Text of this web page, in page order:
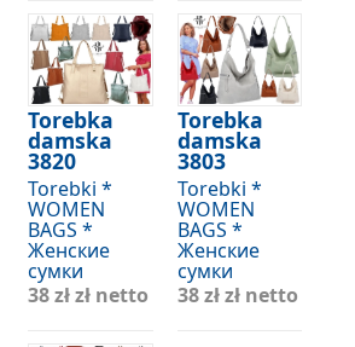
Torebka
damska
3820
Torebki *
WOMEN
BAGS *
Женские
сумки
38 złzł netto
Torebka
damska
3803
Torebki *
WOMEN
BAGS *
Женские
сумки
38 złzł netto